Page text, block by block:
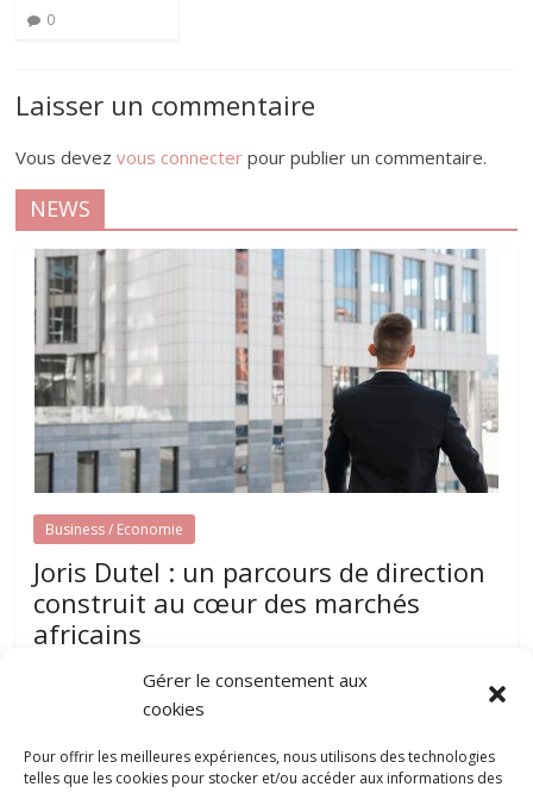
Gérer le consentement aux
cookies
Pour offrir les meilleures expériences, nous utilisons des technologies
telles que les cookies pour stocker et/ou accéder aux informations des
0
Laisser un commentaire
Vous devezvous connecter pour publier un commentaire.
NEWS
Business / Economie
Joris Dutel : un parcours de direction
construit au cœur des marchés
africains
Développer une entreprise dans plusieurs pays nécessite
expérience du management et une